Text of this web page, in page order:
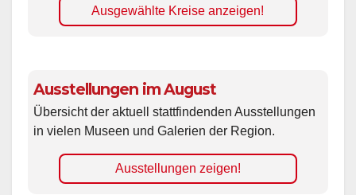
Ausgewählte Kreise anzeigen!
Ausstellungen im August
Übersicht der aktuell stattfindenden Ausstellungen
in vielen Museen und Galerien der Region.
Ausstellungen zeigen!